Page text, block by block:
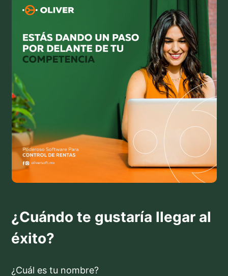
¿Cuándo te gustaría llegar al
éxito?
¿Cuál es tu nombre?